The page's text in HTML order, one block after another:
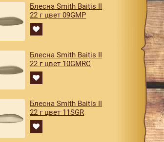
Блесна Smith Baitis II
22 г цвет 09GMP
Блесна Smith Baitis II
22 г цвет 10GMRC
Блесна Smith Baitis II
22 г цвет 11SGR